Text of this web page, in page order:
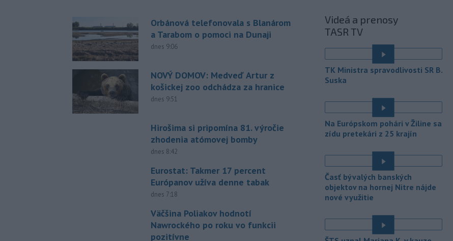
Orbánová telefonovala s Blanárom
a Tarabom o pomoci na Dunaji
dnes 9:06
NOVÝ DOMOV: Medveď Artur z
košickej zoo odchádza za hranice
dnes 9:51
Hirošima si pripomína 81. výročie
zhodenia atómovej bomby
dnes 8:42
Eurostat: Takmer 17 percent
Európanov užíva denne tabak
dnes 7:18
Väčšina Poliakov hodnotí
Nawrockého po roku vo funkcii
pozitívne
únie (EÚ) denne užívalo tabak a s ním
súvisiace výrobky.
Vedenie Medzinárodnej
futbalovej federácie (FIFA) sa
ospravedlnilo vsúvislosti s
kontroverzným plánom predať
majstrovstiev sveta súkromným
investorom. Na stretnutí v Rabate
členovia FIFA plne podporili
prezidenta Gianniho Infantina.
stredu zažaloval ministerstvo
spravodlivosti USA a povereného
ministra Todda Blanchea. Tvrdí, že
federálne úrady mu bránia vo
vyšetrovaní sexuálnych trestných činov
Jeffreyho Epsteina.
Videá a prenosy
TASR TV
TK Ministra spravodlivosti SR B.
Suska
Na Európskom pohári v Žiline sa
zídu pretekári z 25 krajín
Časť bývalých banských
objektov na hornej Nitre nájde
nové využitie